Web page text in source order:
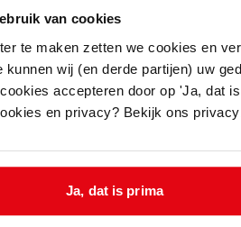
van cookies
te maken zetten we cookies en
kunnen wij (en derde partijen) uw
accepteren door op 'Ja, dat
en privacy? Bekijk ons
Ja, dat is prima
te Hoorn, 1910, 14 t/m 19